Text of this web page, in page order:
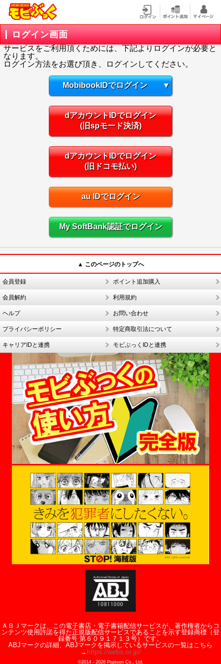
ログイン画面
サービスをご利用頂くためには、下記よりログインが必要と
なります。
ログイン方法をお選び頂き、ログインしてください。
MobibookIDでログイン ▼
dアカウントIDでログイン
(旧spモード決済)
dアカウントIDでログイン
(旧ドコモ払い)
au IDでログイン
My SoftBank認証でログイン
▲ このページのトップへ
会員登録 ポイント追加購入
会員解約 利用規約
ヘルプ お問い合わせ
プライバシーポリシー 特定商取引法について
キャリアIDと連携 モビぶっくIDと連携
ＡＢＪマークは、この電子書店・電子書籍配信サービスが、著作権者からコ
ンテンツ使用許諾を得た正規版配信サービスであることを示す登録商標（登
録番号 第６０９１７１３号）です。
ABJマークの詳細、ABJマークを掲示しているサービスの一覧はこちら
→ https://aebs.or.jp/
©2014 - 2026Popteen Co., Ltd.